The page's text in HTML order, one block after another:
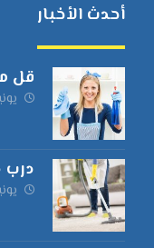
أحدث الأخبار
قل
يونيو
درب
يونيو